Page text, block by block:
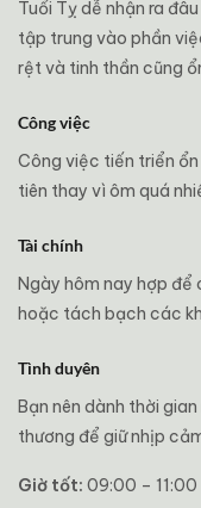
Tuổi Tỵ dễ nhận ra
tập trung vào phần
rệt và tinh thần cũng
Công việc
Công việc tiến triển
tiên thay vì ôm quá
Tài chính
Ngày hôm nay hợp để
hoặc tách bạch các
Tình duyên
Bạn nên dành thời
thương để giữ nhịp
Giờ tốt: 09:00 – 11:00